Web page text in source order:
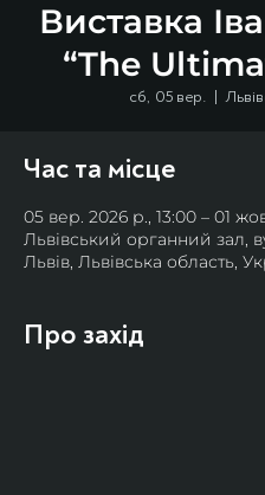
Виставка
“The
сб, 05 вер.
  |
Час та місце
05 вер. 2026 р., 13:00 – 01
Львівський органний зал,
Львів, Львівська область,
Про захід